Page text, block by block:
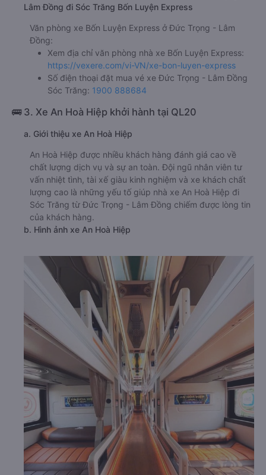
Lâm Đồng đi Sóc Trăng Bốn Luyện Express
Văn phòng xe Bốn Luyện Express ở Đức Trọng - Lâm
Đồng:
Xem địa chỉ văn phòng nhà xe Bốn Luyện Express:
https://vexere.com/vi-VN/xe-bon-luyen-express
Số điện thoại đặt mua vé xe Đức Trọng - Lâm Đồng
Sóc Trăng: 1900 888684
🚌 3. Xe An Hoà Hiệp khởi hành tại QL20
a. Giới thiệu xe An Hoà Hiệp
An Hoà Hiệp được nhiều khách hàng đánh giá cao về
chất lượng dịch vụ và sự an toàn. Đội ngũ nhân viên tư
vấn nhiệt tình, tài xế giàu kinh nghiệm và xe khách chất
lượng cao là những yếu tố giúp nhà xe An Hoà Hiệp đi
Sóc Trăng từ Đức Trọng - Lâm Đồng chiếm được lòng tin
của khách hàng.
b. Hình ảnh xe An Hoà Hiệp